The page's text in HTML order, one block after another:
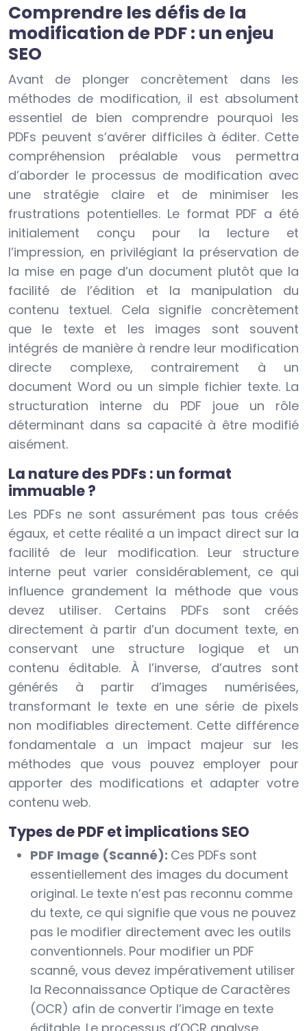
Comprendre les défis de la
modification de PDF : un enjeu
SEO
Avant de plonger concrètement dans les
méthodes de modification, il est absolument
essentiel de bien comprendre pourquoi les
PDFs peuvent s’avérer difficiles à éditer. Cette
compréhension préalable vous permettra
d’aborder le processus de modification avec
une stratégie claire et de minimiser les
frustrations potentielles. Le format PDF a été
initialement conçu pour la lecture et
l’impression, en privilégiant la préservation de
la mise en page d’un document plutôt que la
facilité de l’édition et la manipulation du
contenu textuel. Cela signifie concrètement
que le texte et les images sont souvent
intégrés de manière à rendre leur modification
directe complexe, contrairement à un
document Word ou un simple fichier texte. La
structuration interne du PDF joue un rôle
déterminant dans sa capacité à être modifié
aisément.
La nature des PDFs : un format
immuable ?
Les PDFs ne sont assurément pas tous créés
égaux, et cette réalité a un impact direct sur la
facilité de leur modification. Leur structure
interne peut varier considérablement, ce qui
influence grandement la méthode que vous
devez utiliser. Certains PDFs sont créés
directement à partir d’un document texte, en
conservant une structure logique et un
contenu éditable. À l’inverse, d’autres sont
générés à partir d’images numérisées,
transformant le texte en une série de pixels
non modifiables directement. Cette différence
fondamentale a un impact majeur sur les
méthodes que vous pouvez employer pour
apporter des modifications et adapter votre
contenu web.
Types de PDF et implications SEO
PDF Image (Scanné): Ces PDFs sont
essentiellement des images du document
original. Le texte n’est pas reconnu comme
du texte, ce qui signifie que vous ne pouvez
pas le modifier directement avec les outils
conventionnels. Pour modifier un PDF
scanné, vous devez impérativement utiliser
la Reconnaissance Optique de Caractères
(OCR) afin de convertir l’image en texte